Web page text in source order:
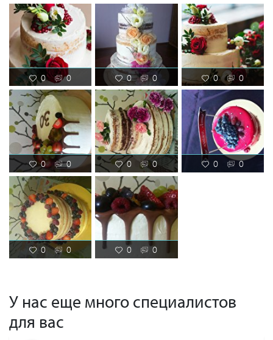
0 0 0 0 0 0
0 0 0 0 0 0
0 0 0 0
У нас еще много специалистов
для вас